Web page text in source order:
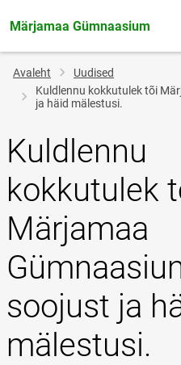
Märjamaa Gümnaasium
Jälglink
Avaleht
Uudised
Kuldlennu kokkutulek tõi
ja häid mälestusi.
Kuldlennu
kokkutulek
Märjamaa
soojust ja
mälestusi.